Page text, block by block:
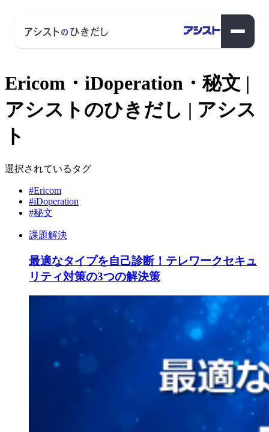
Ericom・iDoperation・秘文 |
アシストのひきだし | アシス
ト
選択されているタグ
#Ericom
#iDoperation
#秘文
課題解決
最適なタイプを自己診断！テレワークセキュ
リティ対策の3つの解決策